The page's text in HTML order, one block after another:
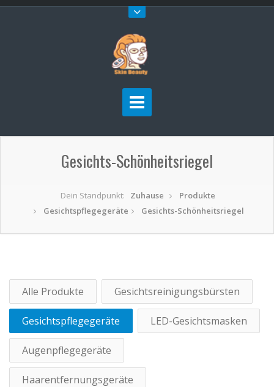
Gesichts-Schönheitsriegel
Dein Standpunkt: Zuhause
Produkte
Gesichtspflegegeräte
Gesichts-Schönheitsriegel
Alle Produkte Gesichtsreinigungsbürsten
Gesichtspflegegeräte LED-Gesichtsmasken
Augenpflegegeräte
Haarentfernungsgeräte